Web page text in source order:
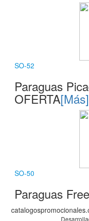
SO-52
Paraguas
OFERTA[Más]
SO-50
Paraguas